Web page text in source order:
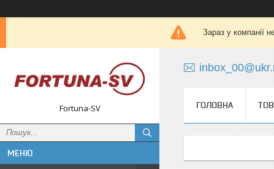
Зараз у компанії
Fortuna-SV ГОЛОВНА